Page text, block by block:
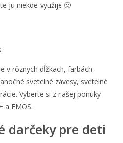
ju niekde využije 🙂
v rôznych dĺžkach, farbách
svetelné závesy, svetelné
Vyberte si z našej ponuky
a EMOS.
darčeky pre deti